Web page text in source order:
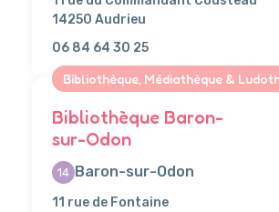
14250 Audrieu
06 84 64 30 25
Bibliothèque, Médiathèque &
Bibliothèque Baron-
sur-Odon
14 Baron-sur-Odon
11 rue de Fontaine